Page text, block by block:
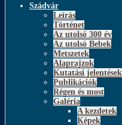
Szádvár
Leírás
Történet
Az utolsó 300 év
Az utolsó Bebek
Metszetek
Alaprajzok
Kutatási jelentések
Publikációk
Régen és most
Galéria
A kezdetek
Képek